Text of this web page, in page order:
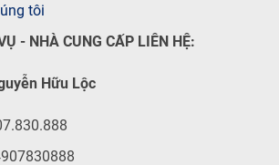
tôi
- NHÀ CUNG CẤP LIÊN HỆ:
Hữu Lộc